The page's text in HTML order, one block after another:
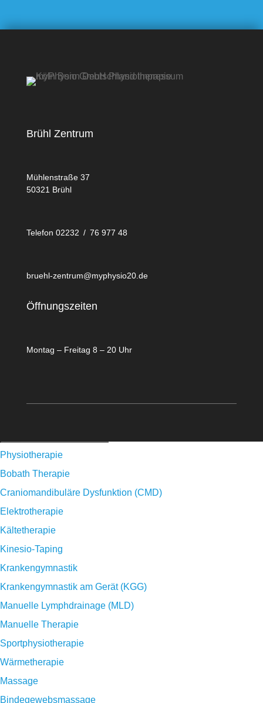
Brühl Zentrum
Mühlenstraße 37
50321 Brühl
Telefon 02232 / 76 977 48
bruehl-zentrum@myphysio20.de
Öffnungszeiten
Montag – Freitag 8 – 20 Uhr
Physiotherapie
Bobath Therapie
Craniomandibuläre Dysfunktion (CMD)
Elektrotherapie
Kältetherapie
Kinesio-Taping
Krankengymnastik
Krankengymnastik am Gerät (KGG)
Manuelle Lymphdrainage (MLD)
Manuelle Therapie
Sportphysiotherapie
Wärmetherapie
Massage
Bindegewebsmassage